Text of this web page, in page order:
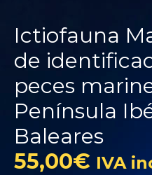
Ictiofauna
de
peces
Península
Baleares
55,00€ IVA